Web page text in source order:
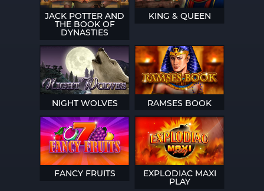
JACK POTTER AND
THE BOOK OF
DYNASTIES
KING & QUEEN
NIGHT WOLVES RAMSES BOOK
FANCY FRUITS EXPLODIAC MAXI
PLAY